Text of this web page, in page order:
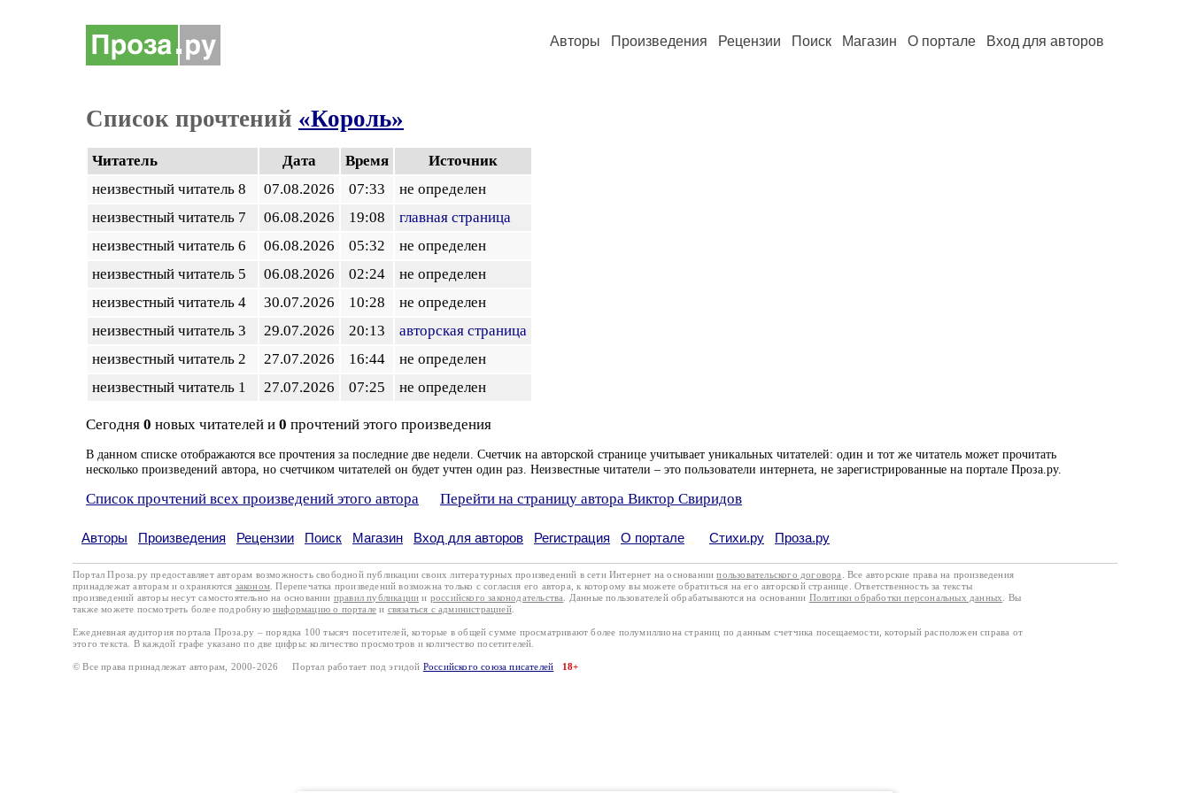
Авторы Произведения Рецензии Поиск Магазин О портале Вход для авторов
Список прочтений «Король»
Читатель Дата Время
Источник
неизвестный читатель 8
07.08.2026 07:33
не определен
неизвестный читатель 7
06.08.2026 19:08
главная страница
неизвестный читатель 6
06.08.2026 05:32
не определен
неизвестный читатель 5
06.08.2026 02:24
не определен
неизвестный читатель 4
30.07.2026 10:28
не определен
неизвестный читатель 3
29.07.2026 20:13
авторская страница
неизвестный читатель 2
27.07.2026 16:44
не определен
неизвестный читатель 1
27.07.2026 07:25 не определен
Сегодня 0 новых читателей и 0 прочтений этого произведения
В данном списке отображаются все прочтения за последние две недели. Счетчик на авторской странице учитывает уникальных читателей: один и тот же читатель может прочитать
несколько произведений автора, но счетчиком читателей он будет учтен один раз. Неизвестные читатели – это пользователи интернета, не зарегистрированные на портале Проза.ру.
Список прочтений всех произведений этого автора Перейти на страницу автора Виктор Свиридов
Авторы Произведения Рецензии Поиск Магазин Вход для авторов Регистрация О портале Стихи.ру Проза.ру
Портал Проза.ру предоставляет авторам возможность свободной публикации своих литературных произведений в сети Интернет на основаниипользовательского договора
. Все авторские права на произведения
принадлежат авторам и охраняются законом . Перепечатка произведений возможна только с согласия его автора, к которому вы можете обратиться на его авторской странице. Ответственность за тексты
произведений авторы несут самостоятельно на основании правил публикации и российского законодательства . Данные пользователей обрабатываются на основании Политики обработки персональных данных
. Вы
также можете посмотреть более подробную информацию о портале и связаться с администрацией.
Ежедневная аудитория портала Проза.ру – порядка 100 тысяч посетителей, которые в общей сумме просматривают более полумиллиона страниц по данным счетчика посещаемости, который расположен справа от
этого текста. В каждой графе указано по две цифры: количество просмотров и количество посетителей.
© Все права принадлежат авторам, 2000-2026 Портал работает под эгидой Российского союза писателей 18+